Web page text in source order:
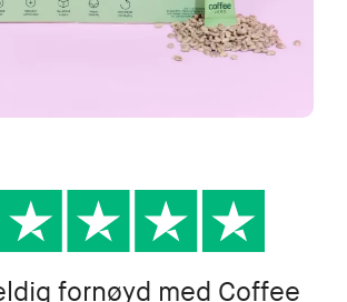
fornøyd med Coffee